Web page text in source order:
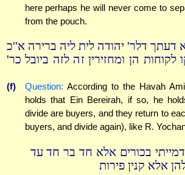
here perhaps he will never come to
from the pouch.
דעתך דלר' יהודה לית ליה ברירה א''כ
הן ומחזירין זה לזה ביובל כר'
(f) Question: According to the Havah
holds that Ein Bereirah, if so, he
divide are buyers, and they return to
buyers, and divide again), like R.
בכורים אלא חד בר חד עד
אלא קנין פירות